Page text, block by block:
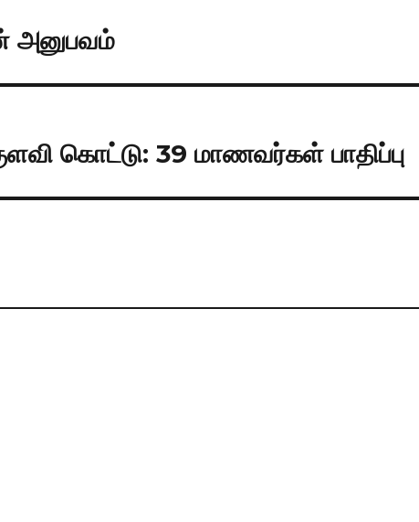
அனுபவம்
கொட்டு: 39 மாணவர்கள் பாதிப்பு